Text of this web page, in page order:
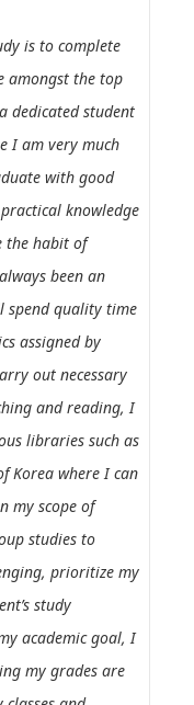
is to complete
amongst the top
dedicated student
I am very much
with good
knowledge
the habit of
been an
spend quality time
assigned by
out necessary
and reading, I
libraries such as
Korea where I can
my scope of
studies to
prioritize my
study
academic goal, I
my grades are